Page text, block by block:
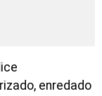
enredado